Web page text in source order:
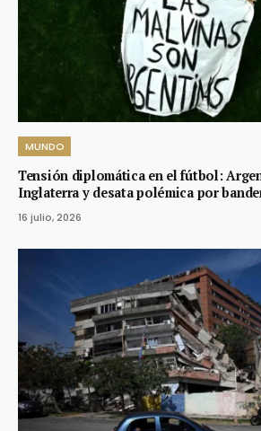
MUNDO
Tensión diplomática en el fútbol:
Inglaterra y desata polémica por
16 julio, 2026